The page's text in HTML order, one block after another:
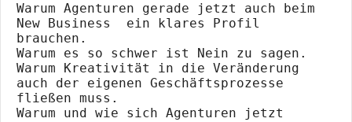
Warum Agenturen gerade jetzt auch beim
New Business  ein klares Profil
brauchen.
Warum es so schwer ist Nein zu sagen.
Warum Kreativität in die Veränderung
auch der eigenen Geschäftsprozesse
fließen muss.
Warum und wie sich Agenturen jetzt